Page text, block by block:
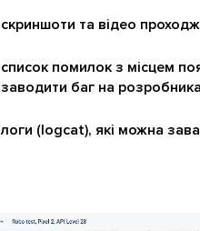
скриншоти та відео
список помилок з місцем
заводити баг на
логи (logcat), які можна